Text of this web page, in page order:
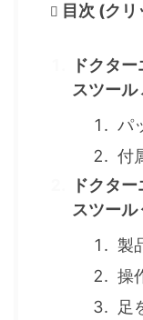
目次 (ク
ドクタ
スツー
パ
付
ドクタ
スツール
製
操
足